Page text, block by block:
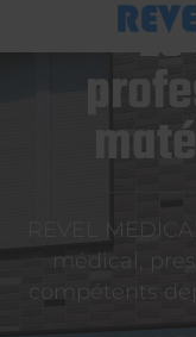
REVEL
médical,
compétents